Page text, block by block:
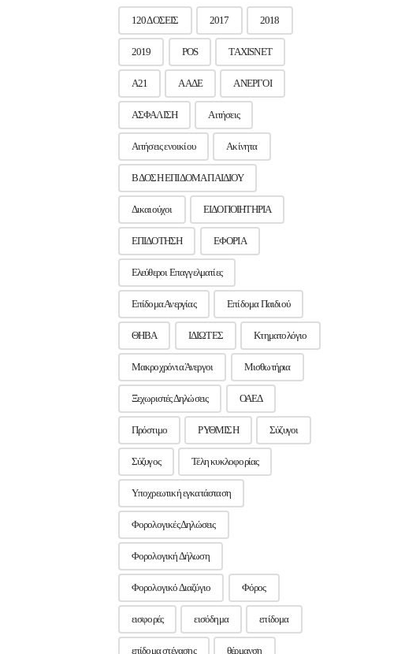
120 ΔΟΣΕΙΣ 2017 2018
2019 POS TAXISNET
Α21 ΑΑΔΕ ΑΝΕΡΓΟΙ
ΑΣΦΑΛΙΣΗ Αιτήσεις
Αιτήσεις ενοικίου Ακίνητα
Β ΔΟΣΗ ΕΠΙΔΟΜΑ ΠΑΙΔΙΟΥ
Δικαιούχοι ΕΙΔΟΠΟΙΗΤΗΡΙΑ
ΕΠΙΔΟΤΗΣΗ ΕΦΟΡΙΑ
Ελεύθεροι Επαγγελματίες
Επίδομα Ανεργίας Επίδομα Παιδιού
ΘΗΒΑ ΙΔΙΩΤΕΣ Κτηματολόγιο
Μακροχρόνια Άνεργοι Μισθωτήρια
Ξεχωριστές Δηλώσεις ΟΑΕΔ
Πρόστιμο ΡΥΘΜΙΣΗ Σύζυγοι
Σύζυγος Τέλη κυκλοφορίας
Υποχρεωτική εγκατάσταση
Φορολογικές Δηλώσεις
Φορολογική Δήλωση
Φορολογικό Διαζύγιο Φόρος
εισφορές εισόδημα επίδομα
επίδομα στέγασης θέρμανση